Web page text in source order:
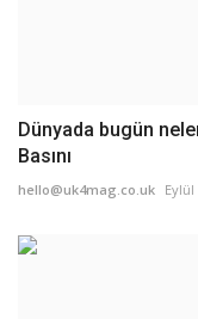
Dünyada bugün
Basını
hello@uk4mag.co.uk Eylül